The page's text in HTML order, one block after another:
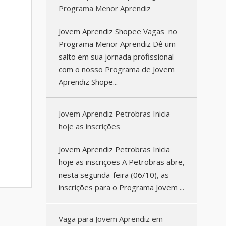
Programa Menor Aprendiz
Jovem Aprendiz Shopee Vagas no
Programa Menor Aprendiz Dê um
salto em sua jornada profissional
com o nosso Programa de Jovem
Aprendiz Shope...
Jovem Aprendiz Petrobras Inicia
hoje as inscrições
Jovem Aprendiz Petrobras Inicia
hoje as inscrições A Petrobras abre,
nesta segunda-feira (06/10), as
inscrições para o Programa Jovem ...
Vaga para Jovem Aprendiz em